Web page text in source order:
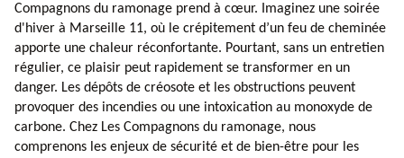
Compagnons du ramonage prend à cœur. Imaginez une soirée
d'hiver à Marseille 11, où le crépitement d’un feu de cheminée
apporte une chaleur réconfortante. Pourtant, sans un entretien
régulier, ce plaisir peut rapidement se transformer en un
danger. Les dépôts de créosote et les obstructions peuvent
provoquer des incendies ou une intoxication au monoxyde de
carbone. Chez Les Compagnons du ramonage, nous
comprenons les enjeux de sécurité et de bien-être pour les